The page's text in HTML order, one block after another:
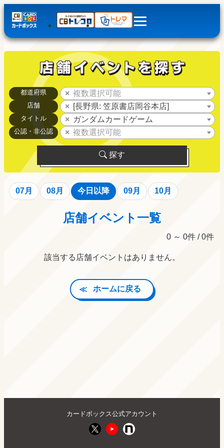
都道府県 複数選択可能
店舗 [長野県: 笠原書店岡谷本店]
タイトル ガンダムカードゲーム
公認・非公認 複数選択可能
探す
07月 08月 今日以降 09月 10月
店舗イベント一覧
0 ～ 0件 / 0件
該当する店舗イベントはありません。
ホームに戻る
カードボックス公式アカウント